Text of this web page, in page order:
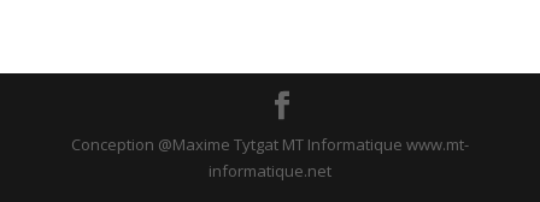
Conception @Maxime Tytgat MT Informatique www.mt-
informatique.net